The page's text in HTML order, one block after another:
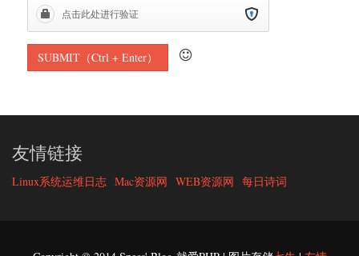
友情链接
Linux系统运维日志 Mac资源网 WEB资源网 每日诗词